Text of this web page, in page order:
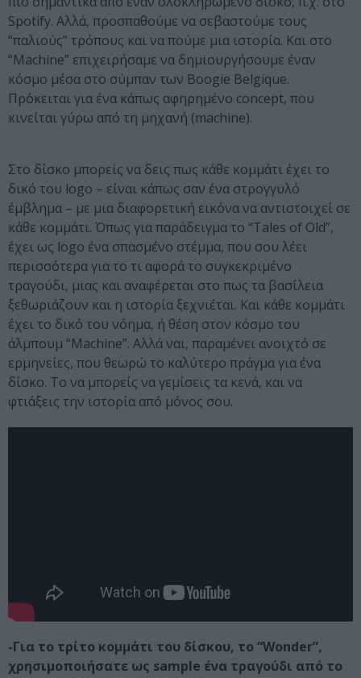
Spotify. Αλλά, προσπαθούμε να σεβαστούμε τους
“παλιούς” τρόπους και να πούμε μια ιστορία. Και στο
“Machine” επιχειρήσαμε να δημιουργήσουμε έναν
κόσμο μέσα στο σύμπαν των Boogie Belgique.
Πρόκειται για ένα κάπως αφηρημένο concept, που
κινείται γύρω από τη μηχανή (machine).
Στο δίσκο μπορείς να δεις πως κάθε κομμάτι έχει το
δικό του logo – είναι κάπως σαν ένα στρογγυλό
έμβλημα – με μια διαφορετική εικόνα να αντιστοιχεί σε
κάθε κομμάτι. Όπως για παράδειγμα το “Tales of Old”,
έχει ως logo ένα σπασμένο στέμμα, που σου λέει
περισσότερα για το τι αφορά το συγκεκριμένο
τραγούδι, μιας και αναφέρεται στο πως τα βασίλεια
ξεθωριάζουν και η ιστορία ξεχνιέται. Και κάθε κομμάτι
έχει το δικό του νόημα, ή θέση στον κόσμο του
άλμπουμ “Machine”. Αλλά ναι, παραμένει ανοιχτό σε
ερμηνείες, που θεωρώ το καλύτερο πράγμα για ένα
δίσκο. Το να μπορείς να γεμίσεις τα κενά, και να
φτιάξεις την ιστορία από μόνος σου.
-Για το τρίτο κομμάτι του δίσκου, το “Wonder”,
χρησιμοποιήσατε ως sample ένα τραγούδι από το